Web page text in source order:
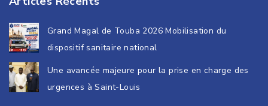
Grand Magal de Touba 2026 Mobilisation du
dispositif sanitaire national
Une avancée majeure pour la prise en charge des
urgences à Saint-Louis